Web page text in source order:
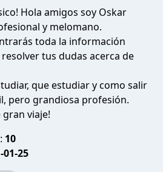
Hola amigos soy Oskar
y melomano.
toda la información
tus dudas acerca de
que estudiar y como salir
pero grandiosa profesión.
viaje!
10
01-25